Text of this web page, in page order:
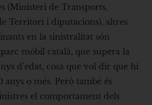
(Ministeri de Transports,
Territori i diputacions), altres
en la sinistralitat són
mòbil català, que supera la
d’edat, cosa que vol dir que hi
anys o més. Però també és
el comportament dels